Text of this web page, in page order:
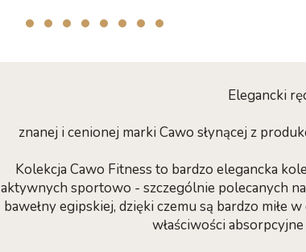
Elegancki
znanej i cenionej marki Cawo słynącej z
Kolekcja Cawo Fitness to bardzo elegancka
aktywnych sportowo - szczególnie polecanych
bawełny egipskiej, dzięki czemu są bardzo miłe
właściwości